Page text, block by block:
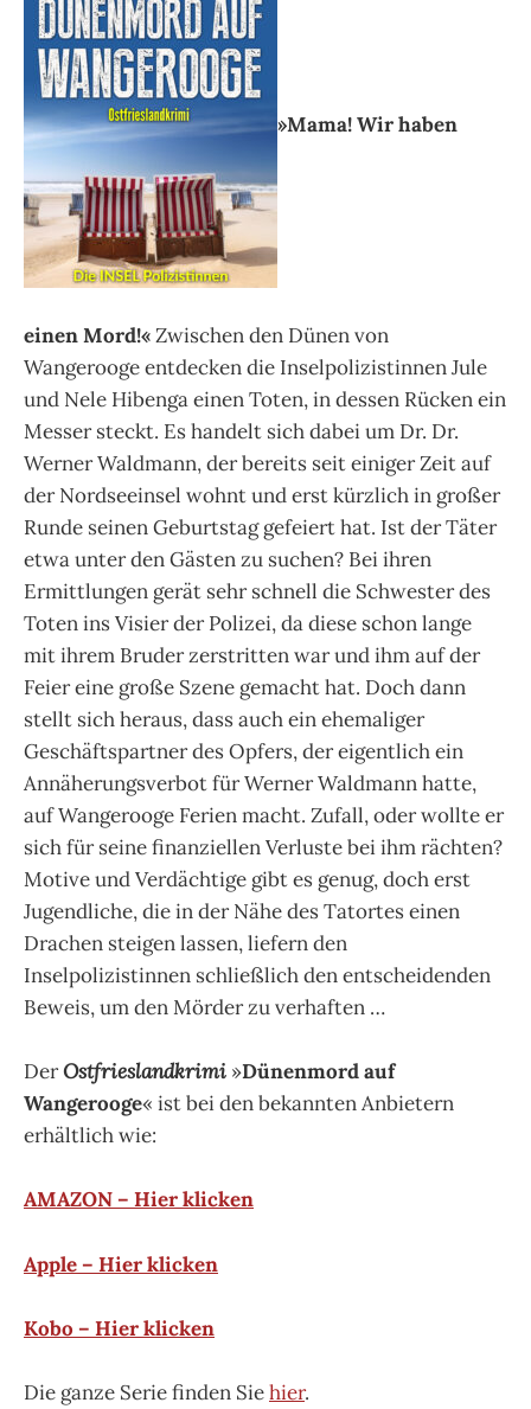
»Mama! Wir haben
einen Mord!«Zwischen den Dünen von
Wangerooge entdecken die Inselpolizistinnen Jule
und Nele Hibenga einen Toten, in dessen Rücken ein
Messer steckt. Es handelt sich dabei um Dr. Dr.
Werner Waldmann, der bereits seit einiger Zeit auf
der Nordseeinsel wohnt und erst kürzlich in großer
Runde seinen Geburtstag gefeiert hat. Ist der Täter
etwa unter den Gästen zu suchen? Bei ihren
Ermittlungen gerät sehr schnell die Schwester des
Toten ins Visier der Polizei, da diese schon lange
mit ihrem Bruder zerstritten war und ihm auf der
Feier eine große Szene gemacht hat. Doch dann
stellt sich heraus, dass auch ein ehemaliger
Geschäftspartner des Opfers, der eigentlich ein
Annäherungsverbot für Werner Waldmann hatte,
auf Wangerooge Ferien macht. Zufall, oder wollte er
sich für seine finanziellen Verluste bei ihm rächten?
Motive und Verdächtige gibt es genug, doch erst
Jugendliche, die in der Nähe des Tatortes einen
Drachen steigen lassen, liefern den
Inselpolizistinnen schließlich den entscheidenden
Beweis, um den Mörder zu verhaften …
DerOstfrieslandkrimi »Dünenmord auf
Wangerooge« ist bei den bekannten Anbietern
erhältlich wie:
AMAZON – Hier klicken
Apple – Hier klicken
Kobo – Hier klicken
Die ganze Serie finden Siehier.